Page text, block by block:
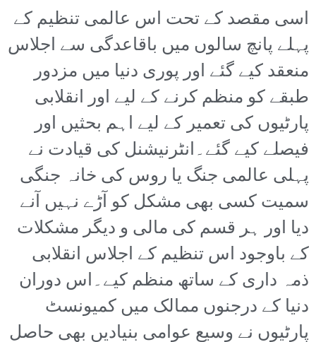
اسی مقصد کے تحت اس عالمی تنظیم کے
پہلے پانچ سالوں میں باقاعدگی سے اجلاس
منعقد کیے گئے اور پوری دنیا میں مزدور
طبقے کو منظم کرنے کے لیے اور انقلابی
پارٹیوں کی تعمیر کے لیے اہم بحثیں اور
فیصلے کیے گئے۔انٹرنیشنل کی قیادت نے
پہلی عالمی جنگ یا روس کی خانہ جنگی
سمیت کسی بھی مشکل کو آڑے نہیں آنے
دیا اور ہر قسم کی مالی و دیگر مشکلات
کے باوجود اس تنظیم کے اجلاس انقلابی
ذمہ داری کے ساتھ منظم کیے۔اس دوران
دنیا کے درجنوں ممالک میں کمیونسٹ
پارٹیوں نے وسیع عوامی بنیادیں بھی حاصل